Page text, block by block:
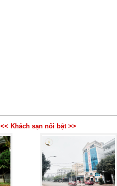
<< Khách sạn nổi bật >>